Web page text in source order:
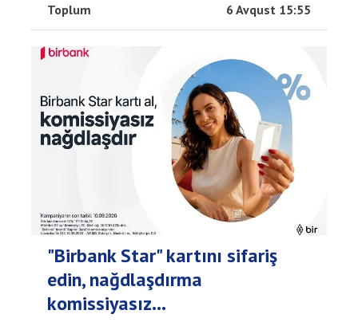
Toplum 6 Avqust 15:55
"Birbank Star" kartını sifariş
edin, nağdlaşdırma
komissiyasız...